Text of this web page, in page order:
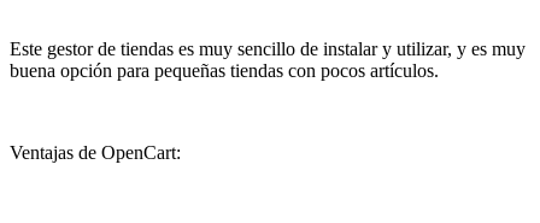
Este gestor de tiendas es muy sencillo de instalar y utilizar, y es muy
buena opción para pequeñas tiendas con pocos artículos.
Ventajas de OpenCart: